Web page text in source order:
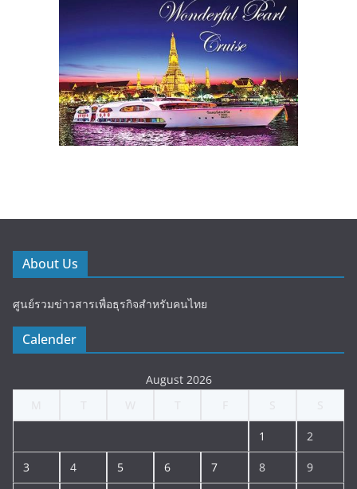
About Us
ศูนย์รวมข่าวสารเพื่อธุรกิจสำหรับคนไทย
Calender
August 2026
1 2
3 4 5 6 7 8 9